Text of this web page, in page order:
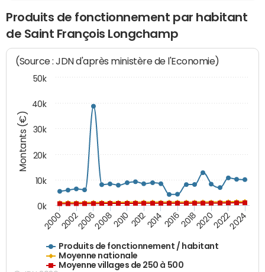
Produits de fonctionnement par habitant
de Saint François Longchamp
Montants (€)
(Source : JDN d'après ministère de l'Economie)
Produits de fonctionnement / habitant
Moyenne nationale
Moyenne villages de 250 à 500
20002002200620082010 2012201420162018202020222024
0k
10k
20k
30k
40k
50k